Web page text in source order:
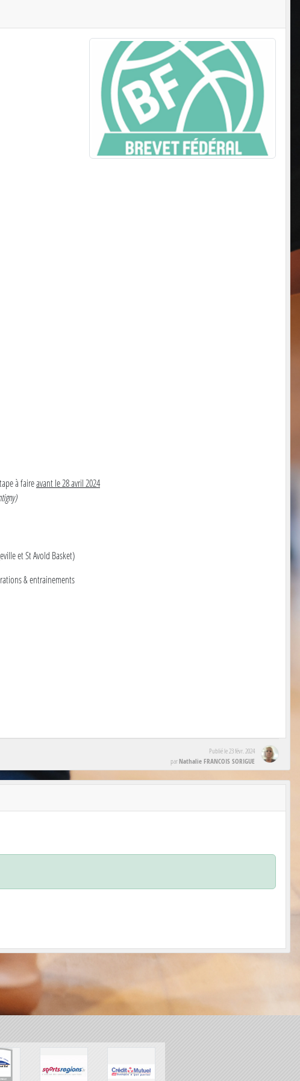
à faireavant le 28 avril 2024
et St Avold Basket)
& entrainements
Publié le23 févr. 2024
parNathalie FRANCOIS SORIGUE